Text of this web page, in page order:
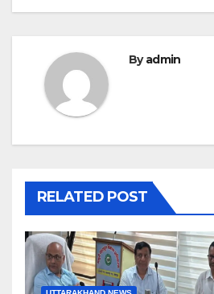
Byadmin
RELATED POST